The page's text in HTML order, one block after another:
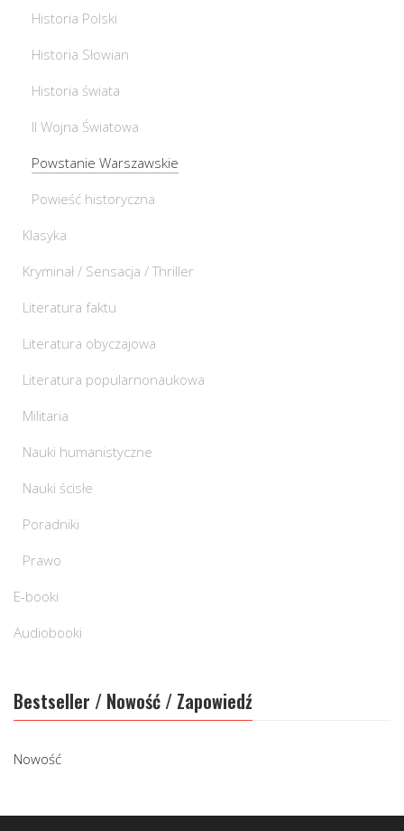
Historia Polski
Historia Słowian
Historia świata
II Wojna Światowa
Powstanie Warszawskie
Powieść historyczna
Klasyka
Kryminał / Sensacja / Thriller
Literatura faktu
Literatura obyczajowa
Literatura popularnonaukowa
Militaria
Nauki humanistyczne
Nauki ścisłe
Poradniki
Prawo
E-booki
Audiobooki
Bestseller / Nowość / Zapowiedź
Nowość